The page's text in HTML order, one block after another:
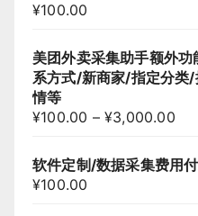
¥100.00
美团外卖采集助手额外
系方式/新商家/指定分类
情等
¥100.00 –¥3,000.00
软件定制/数据采集费用
¥100.00